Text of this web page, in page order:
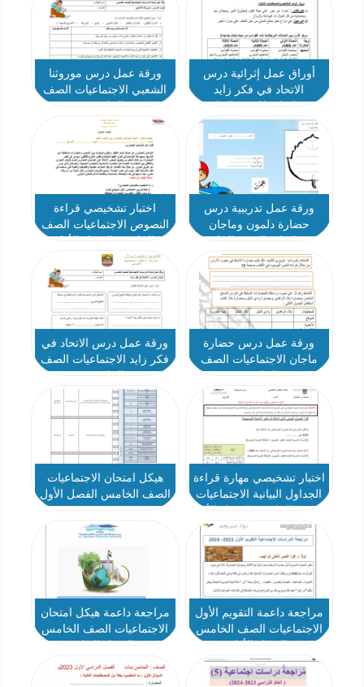
أوراق عمل إثرائية درس
الاتحاد في فكر زايد
ورقة عمل درس موروثنا
الشعبي الاجتماعيات الصف
ورقة عمل تدريبية درس
حضارة دلمون وماجان
اختبار تشخيصي قراءة
النصوص الاجتماعيات الصف
ورقة عمل درس حضارة
ماجان الاجتماعيات الصف
ورقة عمل درس الاتحاد في
فكر زايد الاجتماعيات الصف
اختبار تشخيصي مهارة قراءة
الجداول البيانية الاجتماعيات
هيكل امتحان الاجتماعيات
الصف الخامس الفصل الأول
مراجعة داعمة التقويم الأول
الاجتماعيات الصف الخامس
مراجعة داعمة هيكل امتحان
الاجتماعيات الصف الخامس